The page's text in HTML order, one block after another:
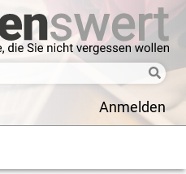
Anmelden